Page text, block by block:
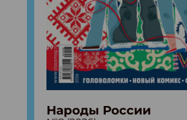
Народы России